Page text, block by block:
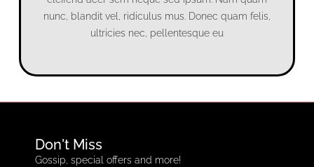
nunc, blandit vel, ridiculus mus. Donec quam felis,
ultricies nec, pellentesque eu
Don't Miss
Gossip, special offers and more!